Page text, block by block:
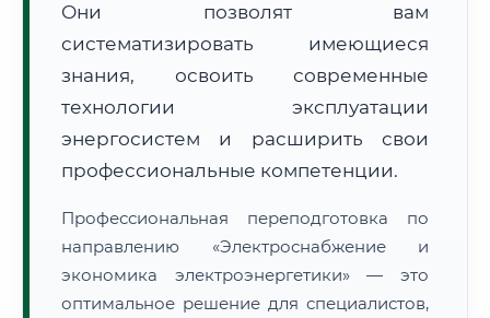
Они позволят вам
систематизировать имеющиеся
знания, освоить современные
технологии эксплуатации
энергосистем и расширить свои
профессиональные компетенции.
Профессиональная переподготовка по
направлению «Электроснабжение и
экономика электроэнергетики» — это
оптимальное решение для специалистов,